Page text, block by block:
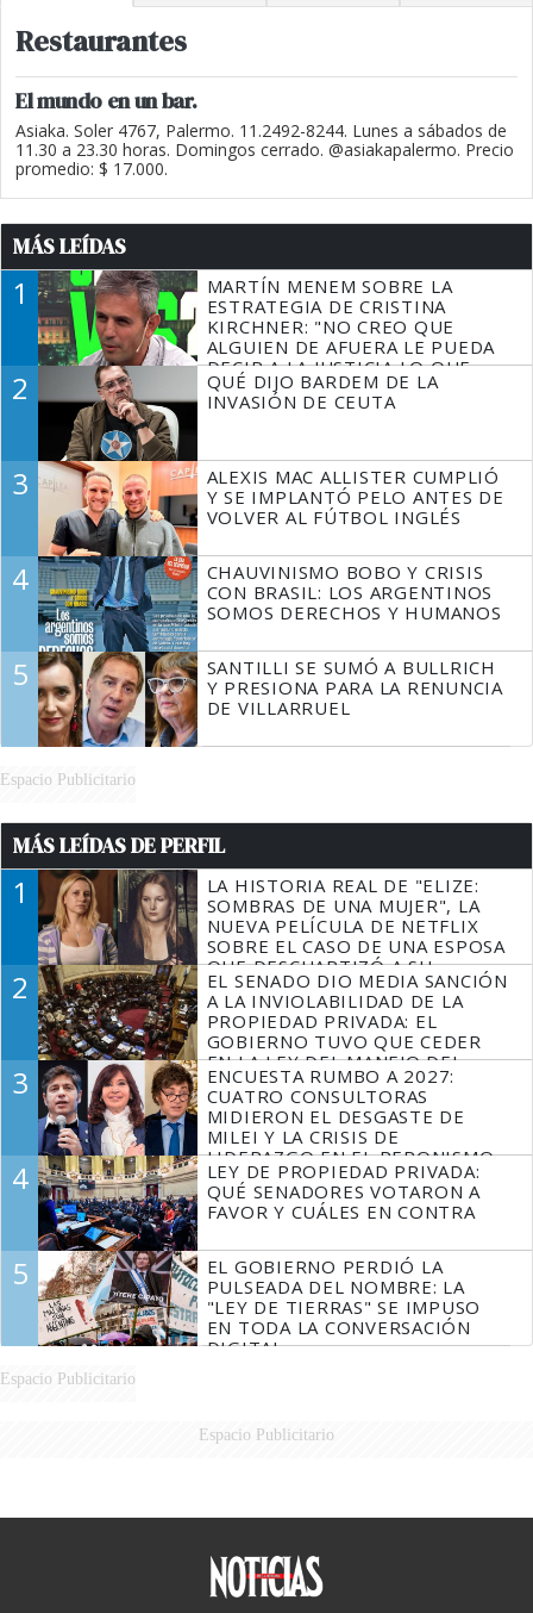
Restaurantes
El mundo en un bar.
Asiaka. Soler 4767, Palermo. 11.2492-8244. Lunes a sábados de
11.30 a 23.30 horas. Domingos cerrado. @asiakapalermo. Precio
promedio: $ 17.000.
MÁS LEÍDAS
1
MARTÍN MENEM SOBRE LA
ESTRATEGIA DE CRISTINA
KIRCHNER: "NO CREO QUE
ALGUIEN DE AFUERA LE PUEDA
DECIR A LA JUSTICIA LO QUE
TIENE QUE HACER"
2
QUÉ DIJO BARDEM DE LA
INVASIÓN DE CEUTA
3
ALEXIS MAC ALLISTER CUMPLIÓ
Y SE IMPLANTÓ PELO ANTES DE
VOLVER AL FÚTBOL INGLÉS
4
CHAUVINISMO BOBO Y CRISIS
CON BRASIL: LOS ARGENTINOS
SOMOS DERECHOS Y HUMANOS
5
SANTILLI SE SUMÓ A BULLRICH
Y PRESIONA PARA LA RENUNCIA
DE VILLARRUEL
Espacio Publicitario
MÁS LEÍDAS DE PERFIL
1
LA HISTORIA REAL DE "ELIZE:
SOMBRAS DE UNA MUJER", LA
NUEVA PELÍCULA DE NETFLIX
SOBRE EL CASO DE UNA ESPOSA
QUE DESCUARTIZÓ A SU
MARIDO
2
EL SENADO DIO MEDIA SANCIÓN
A LA INVIOLABILIDAD DE LA
PROPIEDAD PRIVADA: EL
GOBIERNO TUVO QUE CEDER
EN LA LEY DEL MANEJO DEL
FUEGO
3
ENCUESTA RUMBO A 2027:
CUATRO CONSULTORAS
MIDIERON EL DESGASTE DE
MILEI Y LA CRISIS DE
LIDERAZGO EN EL PERONISMO
4
LEY DE PROPIEDAD PRIVADA:
QUÉ SENADORES VOTARON A
FAVOR Y CUÁLES EN CONTRA
5
EL GOBIERNO PERDIÓ LA
PULSEADA DEL NOMBRE: LA
"LEY DE TIERRAS" SE IMPUSO
EN TODA LA CONVERSACIÓN
DIGITAL
Espacio Publicitario
Espacio Publicitario